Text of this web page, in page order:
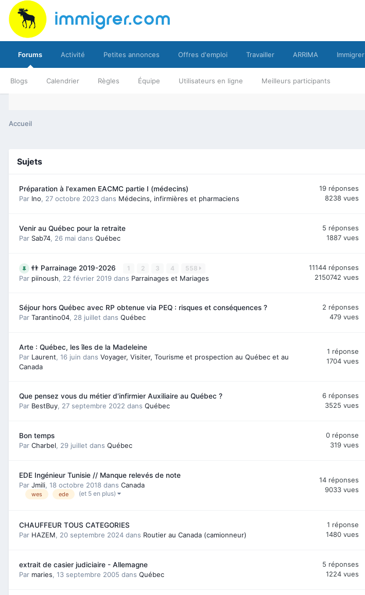
Forums
Blogs Calendrier Règles Équipe Utilisateurs en ligne Meilleurs participants
Activité Petites annonces Offres d'emploi Travailler ARRIMA Immigrer
Accueil
Sujets
Préparation à l'examen EACMC partie I (médecins)
Par Ino, 27 octobre 2023 dans Médecins, infirmières et pharmaciens
19 réponses
8238 vues
Venir au Québec pour la retraite
Par Sab74, 26 mai dans Québec
5 réponses
1887 vues
👬 Parrainage 2019-2026 1 2 3 4 558
Par piinoush, 22 février 2019 dans Parrainages et Mariages
11144 réponses
2150742 vues
Séjour hors Québec avec RP obtenue via PEQ : risques et conséquences ?
Par Tarantino04, 28 juillet dans Québec
2 réponses
479 vues
Arte : Québec, les îles de la Madeleine
Par Laurent, 16 juin dans Voyager, Visiter, Tourisme et prospection au Québec et au
Canada
1 réponse
1704 vues
Que pensez vous du métier d'infirmier Auxiliaire au Québec ?
Par BestBuy, 27 septembre 2022 dans Québec
6 réponses
3525 vues
Bon temps
Par Charbel, 29 juillet dans Québec
0 réponse
319 vues
EDE Ingénieur Tunisie // Manque relevés de note
Par Jmili, 18 octobre 2018 dans Canada
wes ede (et 5 en plus)
14 réponses
9033 vues
CHAUFFEUR TOUS CATEGORIES
Par HAZEM, 20 septembre 2024 dans Routier au Canada (camionneur)
1 réponse
1480 vues
extrait de casier judiciaire - Allemagne
Par maries, 13 septembre 2005 dans Québec
5 réponses
1224 vues